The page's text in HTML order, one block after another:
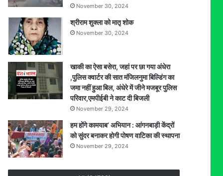
November 30, 2024
श्रीराम शुक्ला को मातृ शोक
November 30, 2024
खाकी का ऐसा बसेरा, जहां पर छा गया अंधेरा
,पुलिस क्वार्टर की सात मंजिलनुमा बिल्डिंग का
जमा नहीं हुआ बिल, अंधेरे में जीने मजबूर पुलिस
परिवार,एमपीईबी ने काट दी बिजली
November 29, 2024
हम होंगे कामयाब’ अभियान : आंगनबाड़ी केंद्रों
को सुंदर बनाकर होगी पोषण वाटिका की स्थापना
November 29, 2024